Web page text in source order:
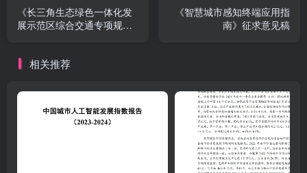
《长三角生态绿色一体化发
展示范区综合交通专项规划
《智慧城市感知终端应用指
南》征求意见稿
相关推荐